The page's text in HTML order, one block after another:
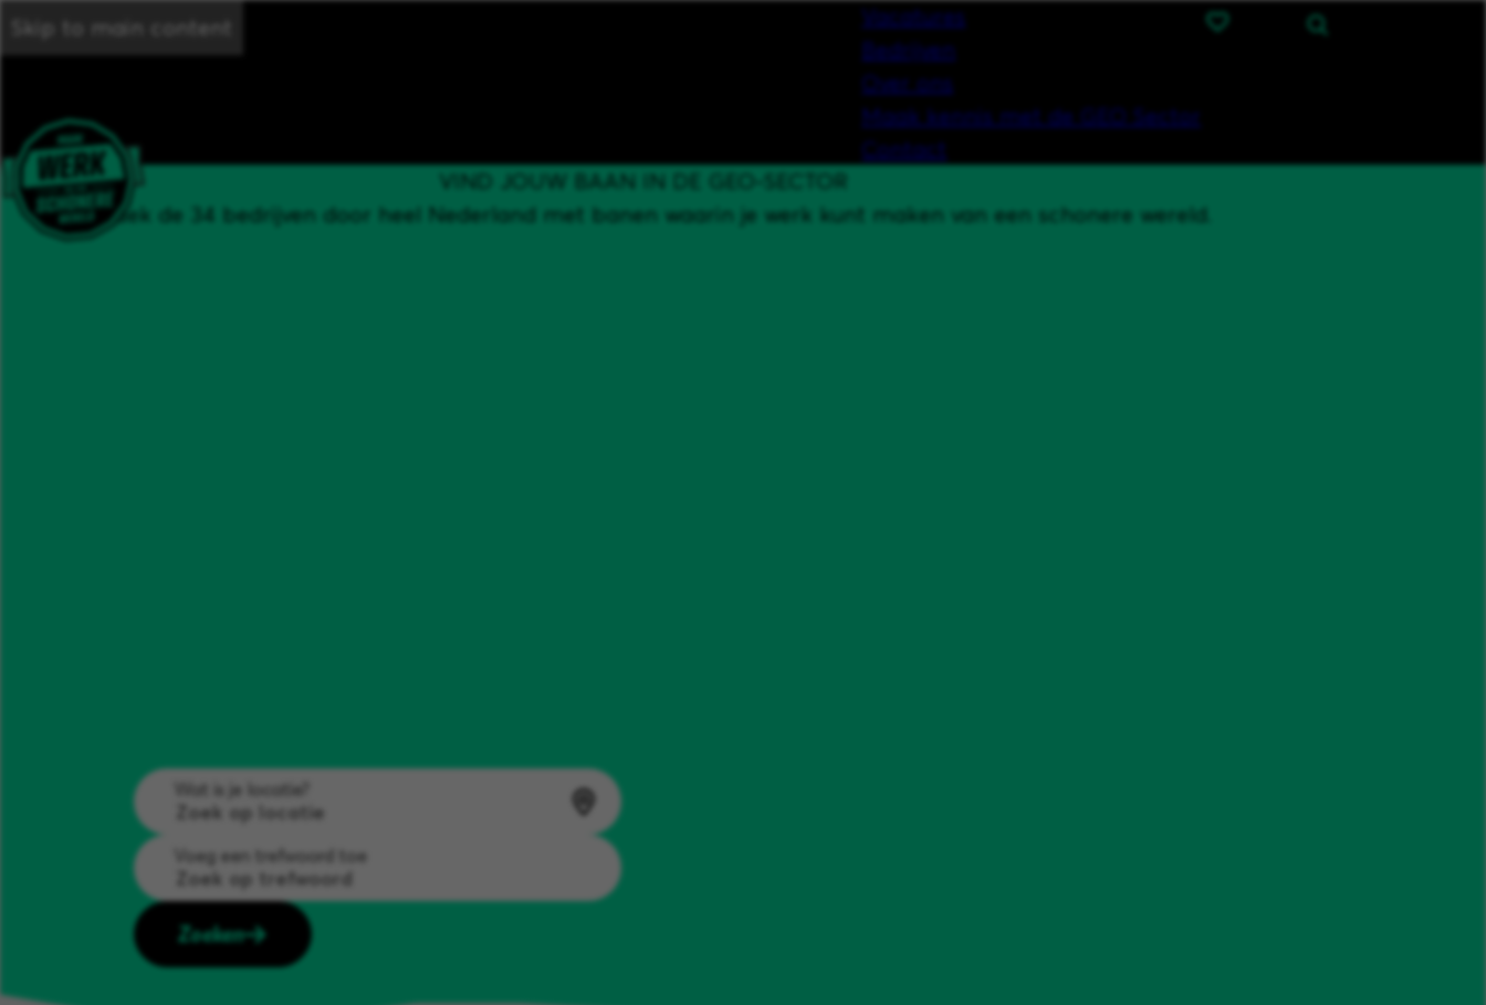
Skip to main content
Vacatures
Bedrijven
Over ons
Maak kennis met de GEO Sector
Contact
VIND JOUW BAAN IN DE GEO-SECTOR
Ontdek de 34 bedrijven door heel Nederland met banen waarin je werk kunt maken van een schonere wereld.
Wat is je locatie?
Voeg een trefwoord toe
Zoeken